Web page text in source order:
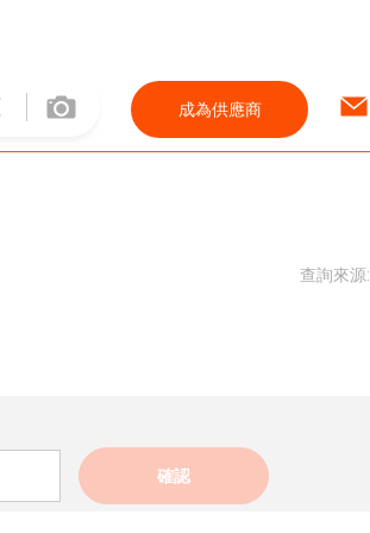
成為供應商
查詢來源:
確認